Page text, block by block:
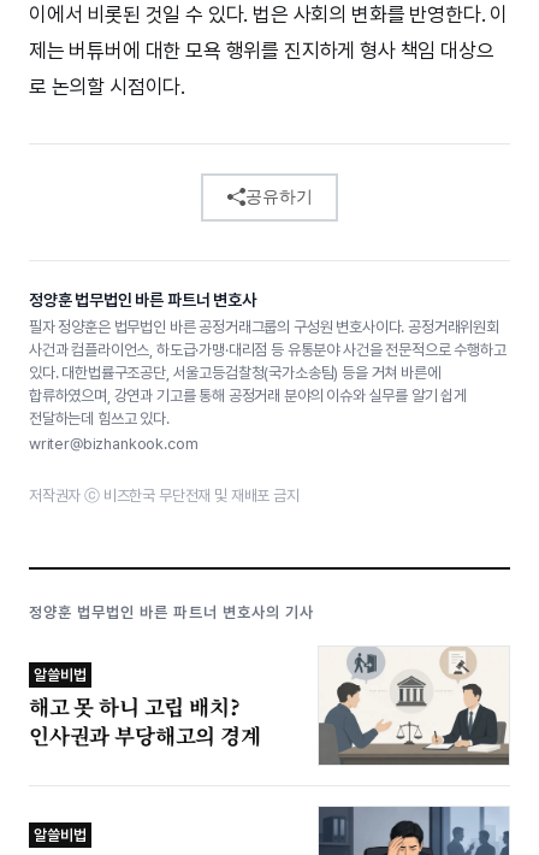
이에서 비롯된 것일 수 있다. 법은 사회의 변화를 반영한다. 이
제는 버튜버에 대한 모욕 행위를 진지하게 형사 책임 대상으
로 논의할 시점이다.
공유하기
정양훈 법무법인 바른 파트너 변호사
필자 정양훈은 법무법인 바른 공정거래그룹의 구성원 변호사이다. 공정거래위원회
사건과 컴플라이언스, 하도급·가맹·대리점 등 유통분야 사건을 전문적으로 수행하고
있다. 대한법률구조공단, 서울고등검찰청(국가소송팀) 등을 거쳐 바른에
합류하였으며, 강연과 기고를 통해 공정거래 분야의 이슈와 실무를 알기 쉽게
전달하는데 힘쓰고 있다.
writer@bizhankook.com
저작권자 ⓒ 비즈한국 무단전재 및 재배포 금지
정양훈 법무법인 바른 파트너 변호사의 기사
알쓸비법
해고 못 하니 고립 배치?
인사권과 부당해고의 경계
알쓸비법